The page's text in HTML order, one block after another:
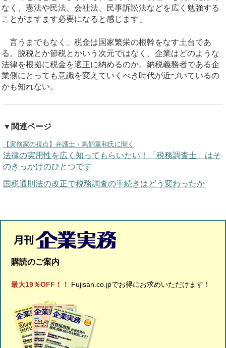
なく、憲法や民法、会社法、民事訴訟法などを広く勉強する
ことがますます必要になると感じます」
言うまでもなく、税金は国家繁栄の根幹をなす土台であ
る。脱税とか節税とかいう次元ではなく、企業はどのような
法律を根拠に税金を適正に納めるのか。納税義務者である企
業側にとっても意識を変えていくべき時代が近づいているの
かも知れない。
▼関連ページ
【実務家の視点】弁護士・鳥飼重和氏に聞く
法律の実用性を広く知ってもらいたい！「税務調査士」はそ
のきっかけのひとつです
国税通則法の改正で税務調査の手続きはどう変わったか
購読のご案内
最大19％OFF！！ Fujisan.co.jpでお得にお求めいただけます！